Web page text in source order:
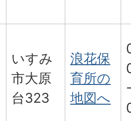
いすみ
市大原
台323
浪花保
育所の
地図へ